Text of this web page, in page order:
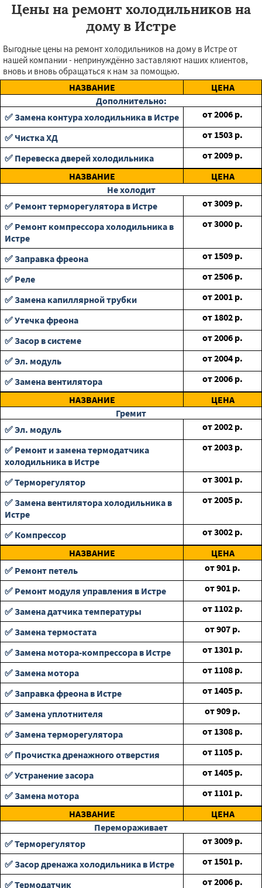
Цены на ремонт холодильников на
дому в Истре
Выгодные цены на ремонт холодильников на дому в Истре от
нашей компании - непринуждённо заставляют наших клиентов,
вновь и вновь обращаться к нам за помощью.
НАЗВАНИЕ
ЦЕНА
Дополнительно:
✅ Замена контура холодильника в Истре
от2006 р.
✅ Чистка ХД
от 1503 р.
✅ Перевеска дверей холодильника
от2009 р.
НАЗВАНИЕ
ЦЕНА
Не холодит
✅ Ремонт терморегулятора в Истре
от3009 р.
✅ Ремонт компрессора холодильника в
Истре
от3000 р.
✅ Заправка фреона от 1509 р.
✅ Реле
от2506 р.
✅ Замена капиллярной трубки
от2001 р.
✅ Утечка фреона
от 1802 р.
✅ Засор в системе
от2006 р.
✅ Эл. модуль
от2004 р.
✅ Замена вентилятора
от2006 р.
НАЗВАНИЕ
ЦЕНА
Гремит
✅ Эл. модуль
от2002 р.
✅ Ремонт и замена термодатчика
холодильника в Истре
от2003 р.
✅ Терморегулятор от3001 р.
✅ Замена вентилятора холодильника в
Истре
от2005 р.
✅ Компрессор от3002 р.
НАЗВАНИЕ
ЦЕНА
✅ Ремонт петель
от901 р.
✅ Ремонт модуля управления в Истре
от901 р.
✅ Замена датчика температуры
от 1102 р.
✅ Замена термостата
от907 р.
✅ Замена мотора-компрессора в Истре
от 1301 р.
✅ Замена мотора
от 1108 р.
✅ Заправка фреона в Истре
от 1405 р.
✅ Замена уплотнителя
от909 р.
✅ Замена терморегулятора
от 1308 р.
✅ Прочистка дренажного отверстия
от 1105 р.
✅ Устранение засора
от 1405 р.
✅ Замена мотора
от 1101 р.
НАЗВАНИЕ
ЦЕНА
Перемораживает
✅ Терморегулятор
от3009 р.
✅ Засор дренажа холодильника в Истре
от 1501 р.
✅ Термодатчик
от2006 р.